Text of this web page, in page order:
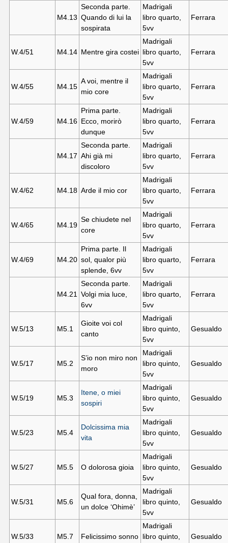
M4.13
Seconda parte.
Quando di lui la
sospirata
Madrigali
libro quarto,
5vv
Ferrara
W.4/51 M4.14 Mentre gira costei
Madrigali
libro quarto,
5vv
Ferrara
W.4/55 M4.15
A voi, mentre il
mio core
Madrigali
libro quarto,
5vv
Ferrara
W.4/59 M4.16
Prima parte.
Ecco, morirò
dunque
Madrigali
libro quarto,
5vv
Ferrara
M4.17
Seconda parte.
Ahi già mi
discoloro
Madrigali
libro quarto,
5vv
Ferrara
W.4/62 M4.18 Arde il mio cor
Madrigali
libro quarto,
5vv
Ferrara
W.4/65 M4.19
Se chiudete nel
core
Madrigali
libro quarto,
5vv
Ferrara
W.4/69 M4.20
Prima parte. Il
sol, qualor più
splende, 6vv
Madrigali
libro quarto,
5vv
Ferrara
M4.21
Seconda parte.
Volgi mia luce,
6vv
Madrigali
libro quarto,
5vv
Ferrara
W.5/13 M5.1
Gioite voi col
canto
Madrigali
libro quinto,
5vv
Gesualdo
W.5/17 M5.2
S’io non miro non
moro
Madrigali
libro quinto,
5vv
Gesualdo
W.5/19 M5.3
Itene, o miei
sospiri
Madrigali
libro quinto,
5vv
Gesualdo
W.5/23 M5.4
Dolcissima mia
vita
Madrigali
libro quinto,
5vv
Gesualdo
W.5/27 M5.5 O dolorosa gioia
Madrigali
libro quinto,
5vv
Gesualdo
W.5/31 M5.6
Qual fora, donna,
un dolce ‘Ohimè’
Madrigali
libro quinto,
5vv
Gesualdo
W.5/33 M5.7 Felicissimo sonno
Madrigali
libro quinto,
Gesualdo